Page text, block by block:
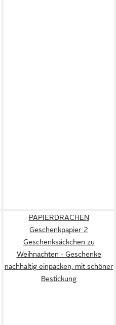
PAPIERDRACHEN
Geschenkpapier 2
Geschenksäckchen zu
Weihnachten - Geschenke
nachhaltig einpacken, mit schöner
Bestickung